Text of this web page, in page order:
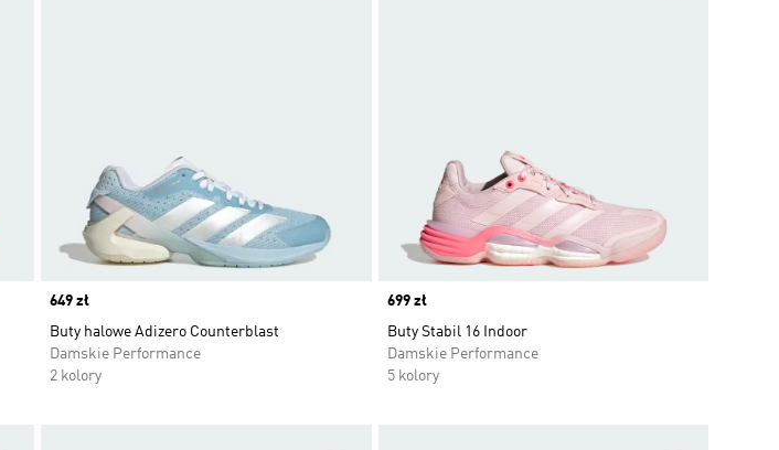
Price
649 zł
Buty halowe Adizero Counterblast
Damskie Performance
2 kolory
Price
699 zł
Buty Stabil 16 Indoor
Damskie Performance
5 kolory